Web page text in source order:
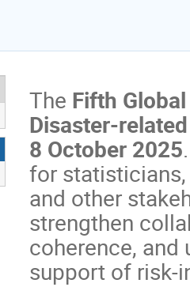
The Fifth
Disaster-
8 October 2025
for
and other
strengthen
coherence,
support of risk-